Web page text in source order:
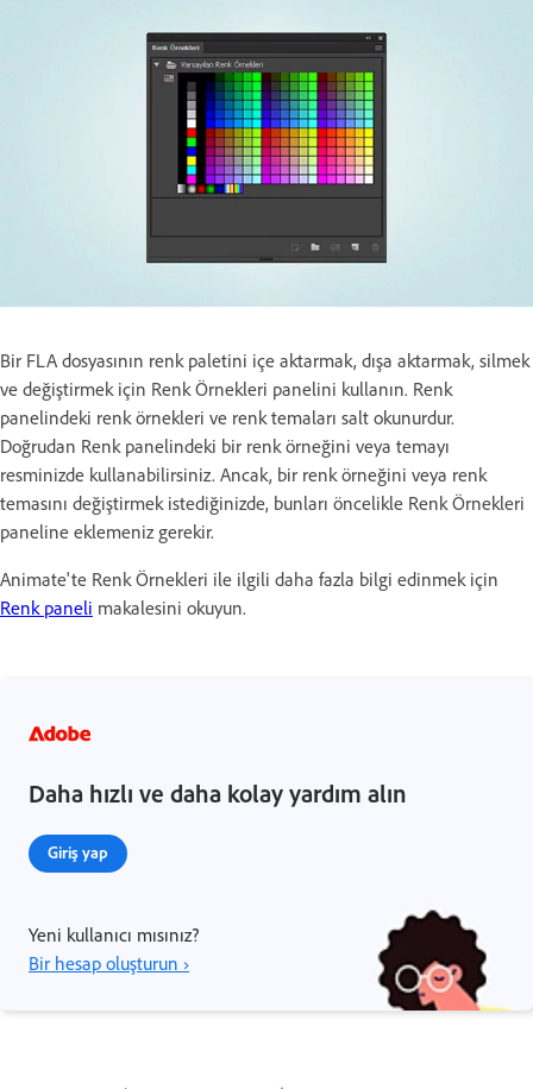
Bir FLA dosyasının renk paletini içe aktarmak, dışa aktarmak, silmek
ve değiştirmek için Renk Örnekleri panelini kullanın. Renk
panelindeki renk örnekleri ve renk temaları salt okunurdur.
Doğrudan Renk panelindeki bir renk örneğini veya temayı
resminizde kullanabilirsiniz. Ancak, bir renk örneğini veya renk
temasını değiştirmek istediğinizde, bunları öncelikle Renk Örnekleri
paneline eklemeniz gerekir.
Animate'te Renk Örnekleri ile ilgili daha fazla bilgi edinmek için
Renk paneli makalesini okuyun.
Daha hızlı ve daha kolay yardım alın
Giriş yap
Yeni kullanıcı mısınız?
Bir hesap oluşturun ›